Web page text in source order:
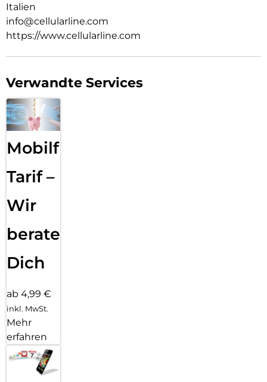
Italien
info@cellularline.com
https://www.cellularline.com
Verwandte Services
Mobilfunk
Tarif –
Wir
beraten
Dich
ab 4,99 €
inkl. MwSt.
Mehr
erfahren